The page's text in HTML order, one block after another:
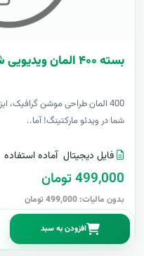
بسته ۴۰۰ المان ویدیویی شاپیکس موشن گرافیک
400 المان طراحی موشن گرافیک،
شما در ویدئو مارکتینگ! آما..
فایل دیجیتال آماده استفاده
499,000 تومان
بدون مالیات: 499,000 تومان
افزودن به سبد